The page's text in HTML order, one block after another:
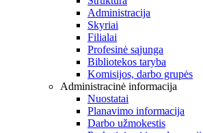
Administracija
Skyriai
Filialai
Profesinė sąjunga
Bibliotekos taryba
Komisijos, darbo grupės
Administracinė informacija
Nuostatai
Planavimo informacija
Darbo užmokestis